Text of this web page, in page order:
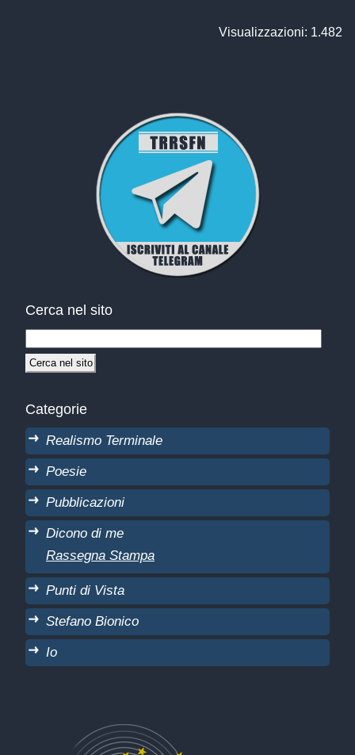
Visualizzazioni: 1.482
Cerca nel sito
Categorie
Realismo Terminale
Poesie
Pubblicazioni
Dicono di me
Rassegna Stampa
Punti di Vista
Stefano Bionico
Io